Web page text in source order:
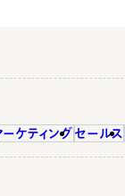
ーケティング セールス